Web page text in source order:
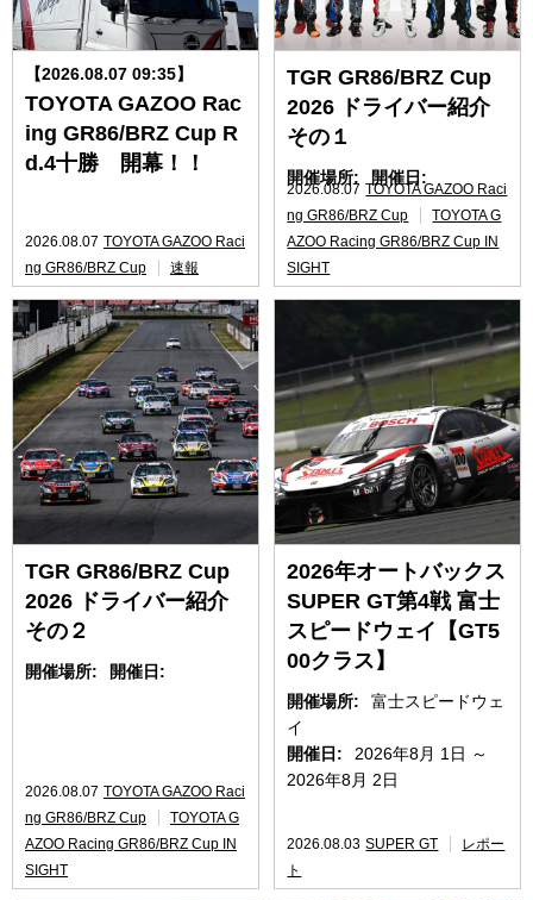
【2026.08.07 09:35】
TOYOTA GAZOO Rac
ing GR86/BRZ Cup R
d.4十勝 開幕！！
2026.08.07 TOYOTA GAZOO Raci
ng GR86/BRZ Cup
速報
TGR GR86/BRZ Cup
2026 ドライバー紹介
その１
開催場所: 開催日:
2026.08.07 TOYOTA GAZOO Raci
ng GR86/BRZ Cup
TOYOTA G
AZOO Racing GR86/BRZ Cup IN
SIGHT
TGR GR86/BRZ Cup
2026 ドライバー紹介
その２
開催場所: 開催日:
2026.08.07 TOYOTA GAZOO Raci
ng GR86/BRZ Cup
TOYOTA G
AZOO Racing GR86/BRZ Cup IN
SIGHT
2026年オートバックス
SUPER GT第4戦 富士
スピードウェイ【GT5
00クラス】
開催場所:
富士スピードウェ
イ
開催日:
2026年8月 1日 ～
2026年8月 2日
2026.08.03 SUPER GT
レポー
ト